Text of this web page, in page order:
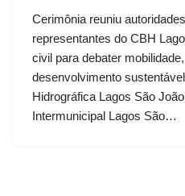
Cerimônia reuniu
representantes do CBH
civil para debater
desenvolvimento
Hidrográfica Lagos São
Intermunicipal Lagos São…